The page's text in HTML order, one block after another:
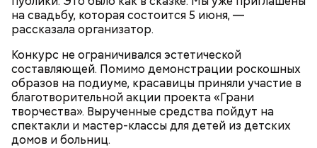
на свадьбу, которая состоится 5 июня, —
рассказала организатор.
Конкурс не ограничивался эстетической
составляющей. Помимо демонстрации роскошных
образов на подиуме, красавицы приняли участие в
благотворительной акции проекта «Грани
творчества». Вырученные средства пойдут на
спектакли и мастер-классы для детей из детских
домов и больниц.
— Закуплено новое оборудование, в частности
диагностический стенд высоковольтной батареи
электромобиля, который позволяет посмотреть
поведение батареи в разных условиях, — уточнил
Александр Дорохин.